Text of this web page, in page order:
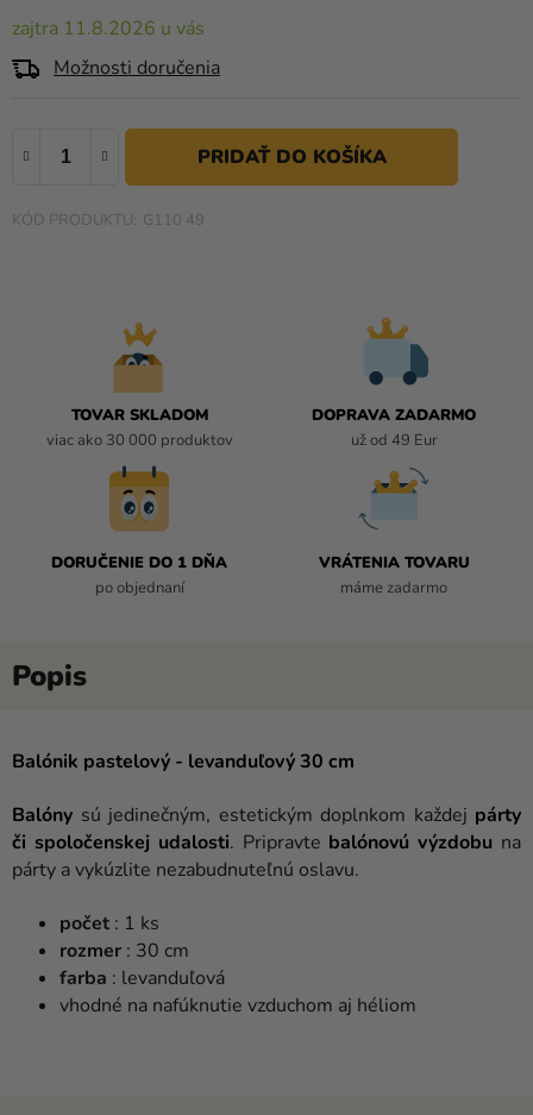
Sviatky
Kreatívne
Personalizované
produkty
Témy
Blog
Kontakt
5
hviezdičiek.
zajtra 11.8.2026 u vás
Možnosti doručenia
G110 49
TOVAR SKLADOM
viac ako 30 000 produktov
DOPRAVA ZADARMO
už od 49 Eur
DORUČENIE DO 1 DŇA
po objednaní
VRÁTENIA TOVARU
máme zadarmo
Balónik pastelový - levanduľový 30 cm
Balóny sú jedinečným, estetickým doplnkom každej párty
či spoločenskej udalosti. Pripravte balónovú výzdobu na
párty a vykúzlite nezabudnuteľnú oslavu.
počet : 1 ks
rozmer : 30 cm
farba : levanduľová
vhodné na nafúknutie vzduchom aj héliom